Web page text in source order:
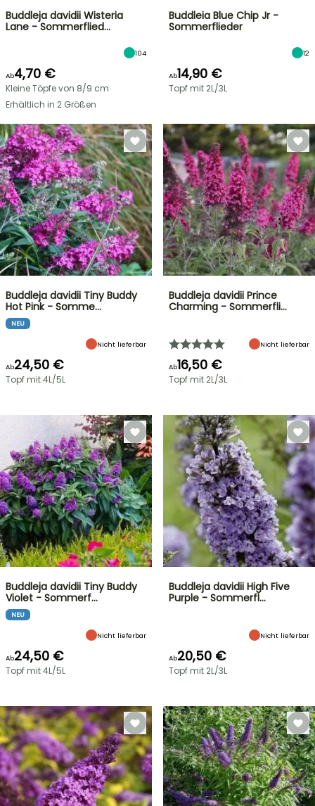
Buddleja davidii Wisteria
Lane - Sommerflied…
104
Ab4,70 €
Kleine Töpfe von 8/9 cm
Erhältlich in 2 Größen
Buddleia Blue Chip Jr -
Sommerflieder
12
Ab14,90 €
Topf mit 2L/3L
Buddleja davidii Tiny Buddy
Hot Pink - Somme…
NEU
Nicht lieferbar
Ab24,50 €
Topf mit 4L/5L
Buddleja davidii Prince
Charming - Sommerfli…
Nicht lieferbar
Ab16,50 €
Topf mit 2L/3L
Buddleja davidii Tiny Buddy
Violet - Sommerf…
NEU
Nicht lieferbar
Ab24,50 €
Topf mit 4L/5L
Buddleja davidii High Five
Purple - Sommerfl…
Nicht lieferbar
Ab20,50 €
Topf mit 2L/3L